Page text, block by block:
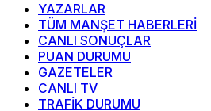
YAZARLAR
TÜM MANŞET HABERLERİ
CANLI SONUÇLAR
PUAN DURUMU
GAZETELER
CANLI TV
TRAFİK DURUMU